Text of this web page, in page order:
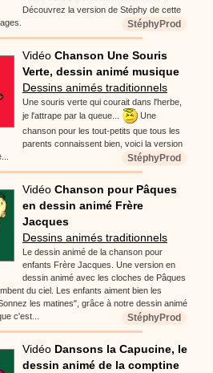
Découvrez la version de Stéphy de cette
StéphyProd
Vidéo Chanson Une Souris
Verte, dessin animé musique
Dessins animés traditionnels
Une souris verte qui courait dans l'herbe,
je l'attrape par la queue...
Une
chanson pour les tout-petits que tous les
parents connaissent bien, voici la version
StéphyProd
Vidéo Chanson pour Pâques
en dessin animé Frère
Jacques
Dessins animés traditionnels
Le dessin animé de la chanson pour
enfants Frère Jacques. Une version en
dessin animé avec les cloches de Pâques
du ciel. Les enfants aiment bien les
les matines", grâce à notre dessin animé
c'est...
StéphyProd
Vidéo Dansons la Capucine, le
dessin animé de la comptine